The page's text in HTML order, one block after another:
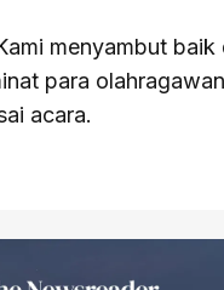
menyambut
para
acara.